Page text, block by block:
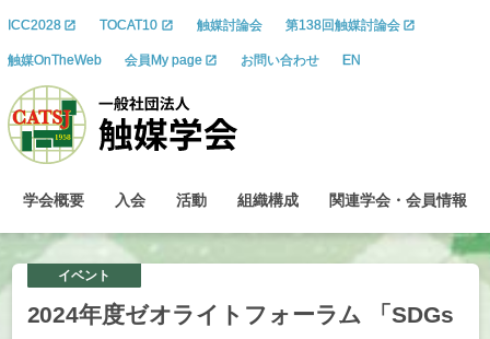
ICC2028 TOCAT10 触媒討論会 第138回触媒討論会
触媒OnTheWeb 会員My page お問い合わせ EN
学会概要 入会 活動 組織構成 関連学会 ・ 会員情報
イベント
2024年度ゼオライトフォーラム 「SDGs